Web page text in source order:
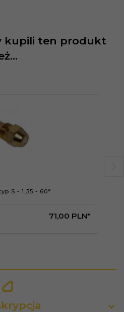
kupili ten produkt
S - 1,35 - 60°
71,00 PLN*